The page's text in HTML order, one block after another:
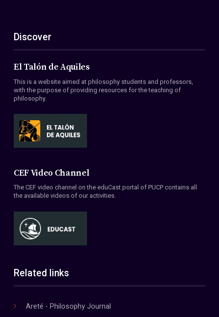
Discover
El Talón de Aquiles
This is a website aimed at philosophy students and professors,
with the purpose of providing resources for the teaching of
philosophy.
CEF Video Channel
The CEF video channel on the eduCast portal of PUCP contains all
the available videos of our activities.
Related links
Areté - Philosophy Journal